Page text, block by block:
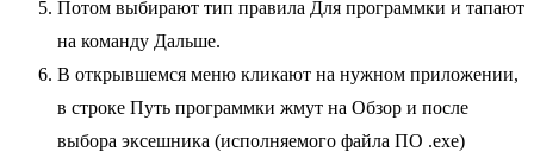
Потом выбирают тип правила Для программки и тапают
на команду Дальше.
В открывшемся меню кликают на нужном приложении,
в строке Путь программки жмут на Обзор и после
выбора эксешника (исполняемого файла ПО .exe)